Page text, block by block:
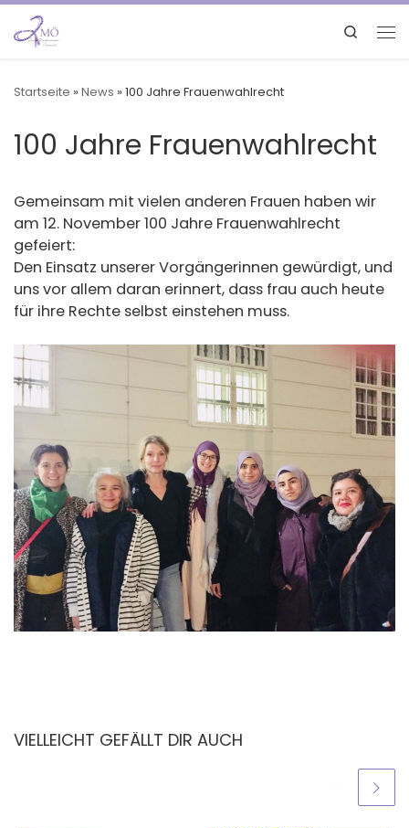
Search
Startseite »News »100 Jahre Frauenwahlrecht
100 Jahre Frauenwahlrecht
Gemeinsam mit vielen anderen Frauen haben wir
am 12. November 100 Jahre Frauenwahlrecht
gefeiert:
Den Einsatz unserer Vorgängerinnen gewürdigt, und
uns vor allem daran erinnert, dass frau auch heute
für ihre Rechte selbst einstehen muss.
VIELLEICHT GEFÄLLT DIR AUCH